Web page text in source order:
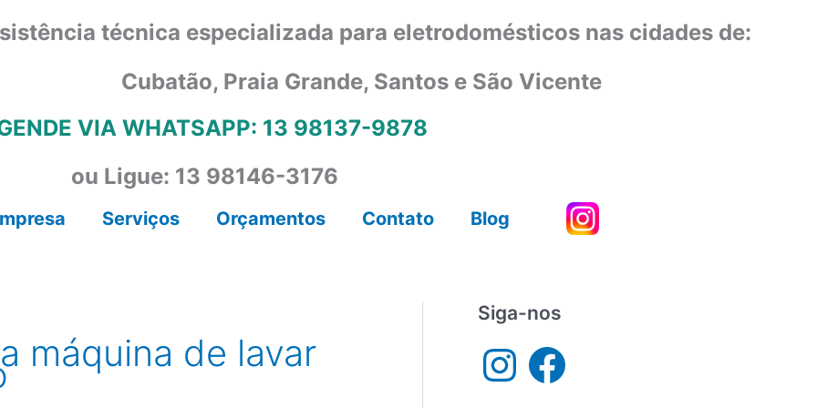
técnica especializada para eletrodomésticos nas cidades de:
Cubatão, Praia Grande, Santos e São Vicente
VIA WHATSAPP: 13 98137-9878
ou Ligue: 13 98146-3176
Serviços Orçamentos Contato Blog
máquina de lavar
Siga-nos
n
s
a
c